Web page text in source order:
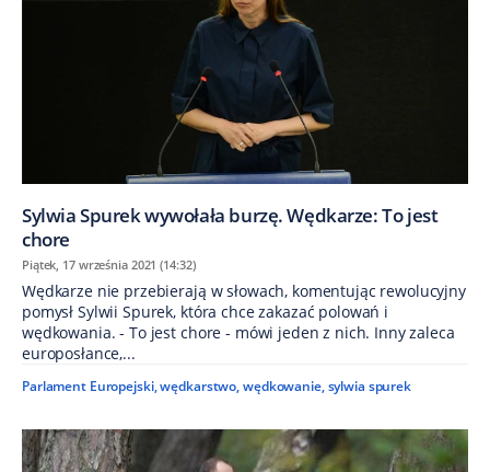
Sylwia Spurek wywołała burzę. Wędkarze: To jest
chore
Piątek, 17 września 2021 (14:32)
​Wędkarze nie przebierają w słowach, komentując rewolucyjny
pomysł Sylwii Spurek, która chce zakazać polowań i
wędkowania. - To jest chore - mówi jeden z nich. Inny zaleca
europosłance,...
Parlament Europejski,wędkarstwo,wędkowanie,sylwia spurek